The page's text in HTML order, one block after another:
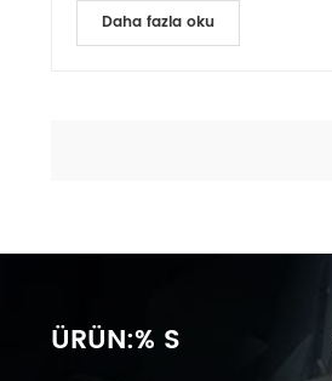
Daha fazla oku
ÜRÜN:% S